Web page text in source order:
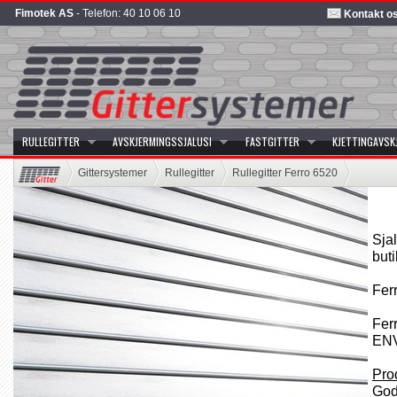
Fimotek AS - Telefon: 40 10 06 10 Kontakt
RULLEGITTER AVSKJERMINGSSJALUSI FASTGITTER
Gittersystemer Rullegitter Rullegitter Ferro 6520